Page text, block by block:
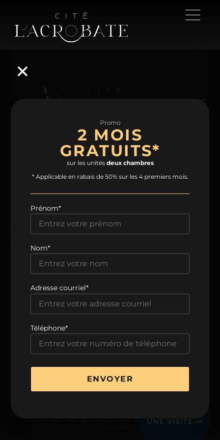
0248
NAVIGATION
Accueil
Projet Condos Plans
ADRESSE
8205, avenue du Cirque,
Montréal, QC H1Z 0B5
TÉLÉPHONE
438 806-0999
© 2026 Cité l’Acrobate. Tous droits réservés.
Promo
2 MOIS
GRATUITS*
sur les unités deux chambres
* Applicable en rabais de 50% sur les 4 premiers mois.
Prénom*
Nom*
Adresse courriel*
Téléphone*
ENVOYER